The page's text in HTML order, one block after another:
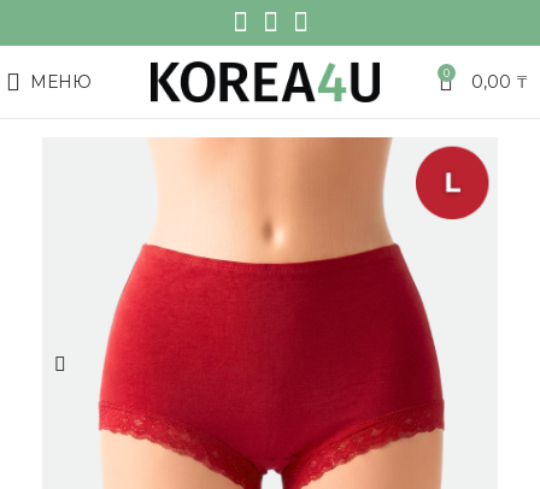
МЕНЮ 0 0,00 ₸